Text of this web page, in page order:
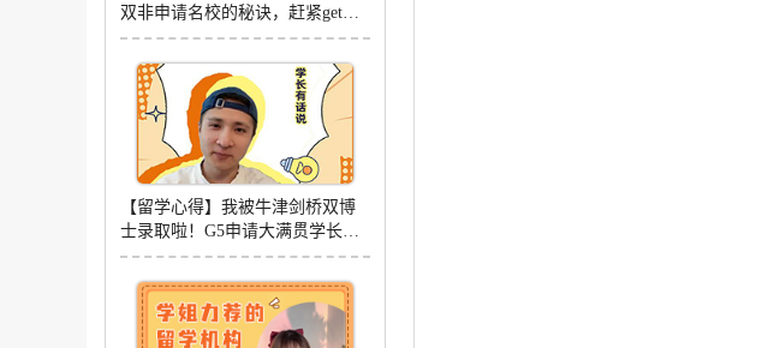
双非申请名校的秘诀，赶紧get起
来（含学姐视频分享）
【留学心得】我被牛津剑桥双博
士录取啦！G5申请大满贯学长分
享（含学长视频）